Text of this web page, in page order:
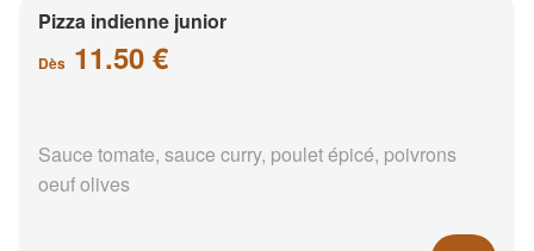
Pizza indienne junior
Dès 11.50 €
Sauce tomate, sauce curry, poulet épicé, poivrons
oeuf olives